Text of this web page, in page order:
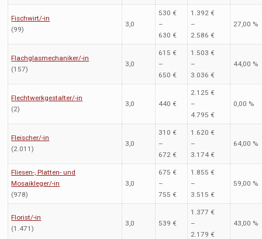
Fischwirt/-in
(99)
3,0
530 €
–
630 €
1.392 €
–
2.586 €
27,00 %
Flachglasmechaniker/-in
(157)
3,0
615 €
–
650 €
1.503 €
–
3.036 €
44,00 %
Flechtwerkgestalter/-in
(2)
3,0 440 €
2.125 €
–
4.795 €
0,00 %
Fleischer/-in
(2.011)
3,0
310 €
–
672 €
1.620 €
–
3.174 €
64,00 %
Fliesen-, Platten- und
Mosaikleger/-in
(978)
3,0
675 €
–
755 €
1.855 €
–
3.515 €
59,00 %
Florist/-in
(1.471)
3,0 539 €
1.377 €
–
2.179 €
43,00 %